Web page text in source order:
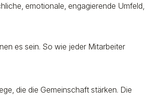
emotionale, engagierende Umfeld,
es sein. So wie jeder Mitarbeiter
die die Gemeinschaft stärken. Die